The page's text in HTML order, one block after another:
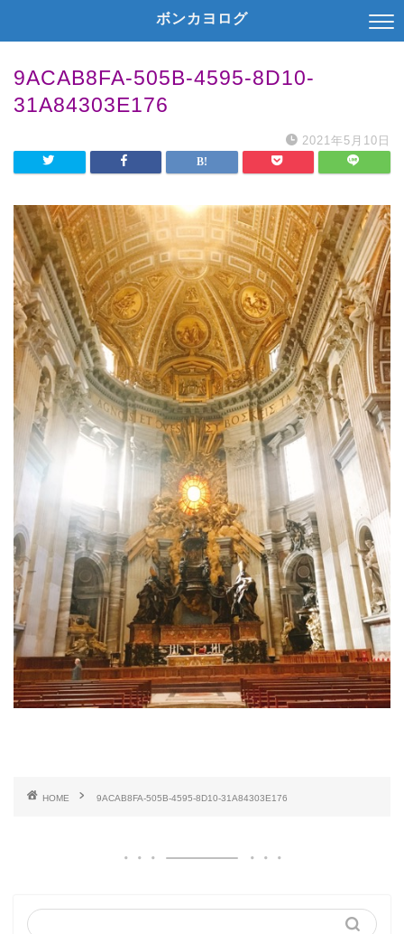
ボンカヨログ
9ACAB8FA-505B-4595-8D10-
31A84303E176
2021年5月10日
HOME 9ACAB8FA-505B-4595-8D10-31A84303E176